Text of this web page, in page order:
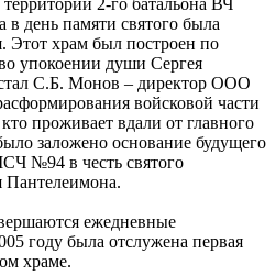
2-го батальона ВЧ
в день памяти святого была
Этот храм был построен по
упокоении души Сергея
С.Б. Монов – директор ООО
войсковой части
проживает вдали от главного
заложено основание будущего
№94 в честь святого
Пантелеимона.
ежедневные
году была отслужена первая
храме.